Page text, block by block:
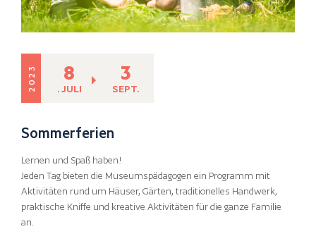
2023 8
. JULI
3
SEPT.
Sommerferien
Lernen und Spaß haben!
Jeden Tag bieten die Museumspädagogen ein Programm mit
Aktivitäten rund um Häuser, Gärten, traditionelles Handwerk,
praktische Kniffe und kreative Aktivitäten für die ganze Familie
an.